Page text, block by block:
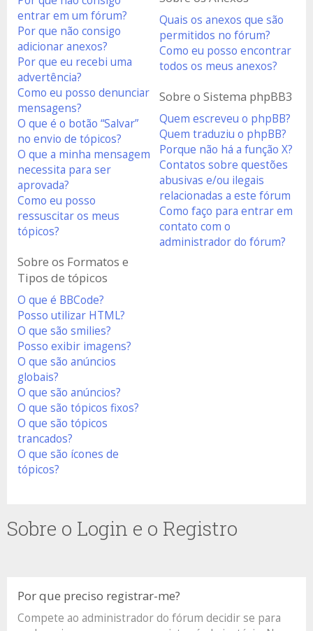
entrar em um fórum?
Por que não consigo
adicionar anexos?
Por que eu recebi uma
advertência?
Como eu posso denunciar
mensagens?
O que é o botão “Salvar”
no envio de tópicos?
O que a minha mensagem
necessita para ser
aprovada?
Como eu posso
ressuscitar os meus
tópicos?
Sobre os Formatos e
Tipos de tópicos
O que é BBCode?
Posso utilizar HTML?
O que são smilies?
Posso exibir imagens?
O que são anúncios
globais?
O que são anúncios?
O que são tópicos fixos?
O que são tópicos
trancados?
O que são ícones de
tópicos?
Quais os anexos que são
permitidos no fórum?
Como eu posso encontrar
todos os meus anexos?
Sobre o Sistema phpBB3
Quem escreveu o phpBB?
Quem traduziu o phpBB?
Porque não há a função X?
Contatos sobre questões
abusivas e/ou ilegais
relacionadas a este fórum
Como faço para entrar em
contato com o
administrador do fórum?
Sobre o Login e o Registro
Por que preciso registrar-me?
Compete ao administrador do fórum decidir se para